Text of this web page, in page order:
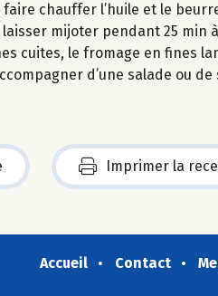
faire chauffer l’huile et le
mijoter pendant 25 min
cuites, le fromage en fines
d’une salade ou
Imprimer la
Accueil Contact